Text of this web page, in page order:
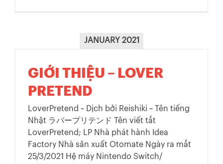
JANUARY 2021
GIỚI THIỆU – LOVER
PRETEND
LoverPretend ~ Dịch bởi Reishiki ~ Tên tiếng
Nhật ラバープリテンド Tên viết tắt
LoverPretend; LP Nhà phát hành Idea
Factory Nhà sản xuất Otomate Ngày ra mắt
25/3/2021 Hệ máy Nintendo Switch/